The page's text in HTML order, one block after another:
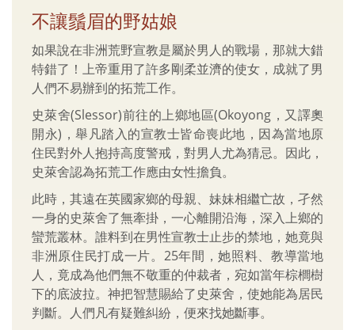
不讓鬚眉的野姑娘
如果說在非洲荒野宣教是屬於男人的戰場，那就大錯
特錯了！上帝重用了許多剛柔並濟的使女，成就了男
人們不易辦到的拓荒工作。
史萊舍(Slessor)前往的上鄉地區(Okoyong，又譯奧
開永)，舉凡踏入的宣教士皆命喪此地，因為當地原
住民對外人抱持高度警戒，對男人尤為猜忌。因此，
史萊舍認為拓荒工作應由女性擔負。
此時，其遠在英國家鄉的母親、妹妹相繼亡故，孑然
一身的史萊舍了無牽掛，一心離開沿海，深入上鄉的
蠻荒叢林。誰料到在男性宣教士止步的禁地，她竟與
非洲原住民打成一片。25年間，她照料、教導當地
人，竟成為他們無不敬重的仲裁者，宛如當年棕櫚樹
下的底波拉。神把智慧賜給了史萊舍，使她能為居民
判斷。人們凡有疑難糾紛，便來找她斷事。